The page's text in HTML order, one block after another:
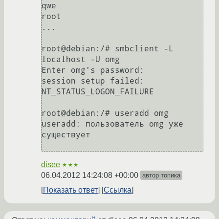
qwe
root
...
root@debian:/# smbclient -L
localhost -U omg
Enter omg's password:
session setup failed:
NT_STATUS_LOGON_FAILURE
root@debian:/# useradd omg
useradd: пользователь omg уже
существует
disee ★★★
06.04.2012 14:24:08 +00:00 автор топика
Показать ответ Ссылка